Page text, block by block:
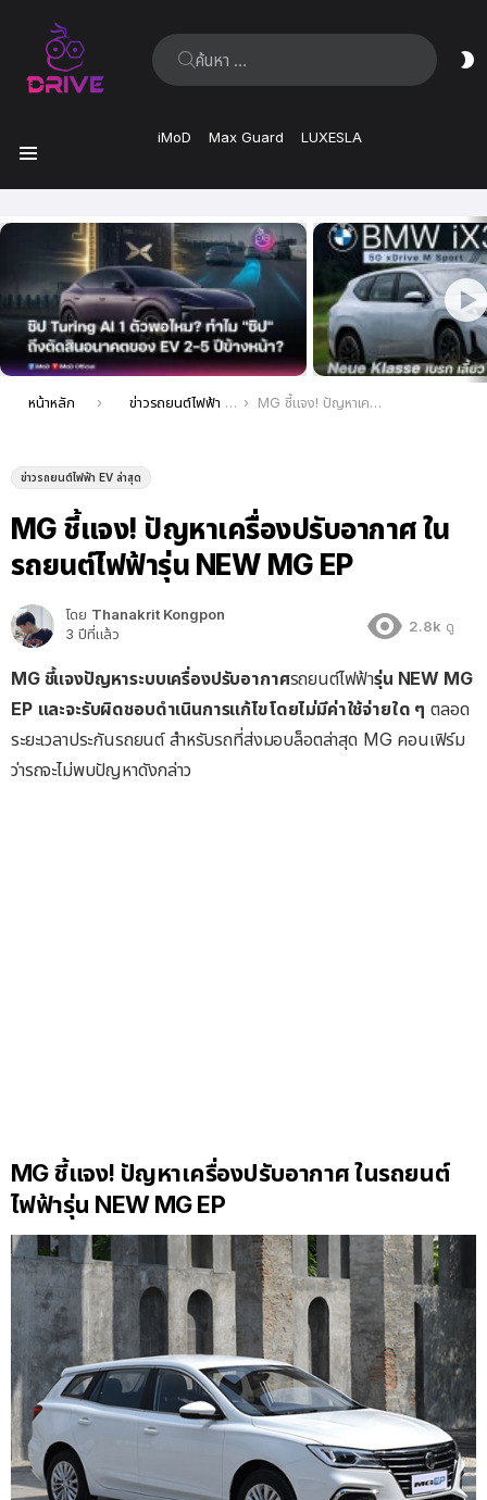
ค้นหา:
iMoD Max Guard LUXESLA
ล่าสุด
คุณอยู่ที่นี่:
หน้าหลัก ข่าวรถยนต์ไฟฟ้า EV ล่าสุด MG ชี้แจง! ปัญหาเครื่องปรับอากาศ ในรถยนต์ไฟฟ้ารุ่น NEW MG EP
ข่าวรถยนต์ไฟฟ้า EV ล่าสุด
MG ชี้แจง! ปัญหาเครื่องปรับอากาศ ใน
รถยนต์ไฟฟ้ารุ่น NEW MG EP
โดย Thanakrit Kongpon
3 ปีที่แล้ว
2.8k ดู
MG ชี้แจงปัญหาระบบเครื่องปรับอากาศรถยนต์ไฟฟ้ารุ่น NEW MG
EP และจะรับผิดชอบดำเนินการแก้ไขโดยไม่มีค่าใช้จ่ายใด ๆ ตลอด
ระยะเวลาประกันรถยนต์ สำหรับรถที่ส่งมอบล็อตล่าสุด MG คอนเฟิร์ม
ว่ารถจะไม่พบปัญหาดังกล่าว
MG ชี้แจง! ปัญหาเครื่องปรับอากาศ ในรถยนต์
ไฟฟ้ารุ่น NEW MG EP